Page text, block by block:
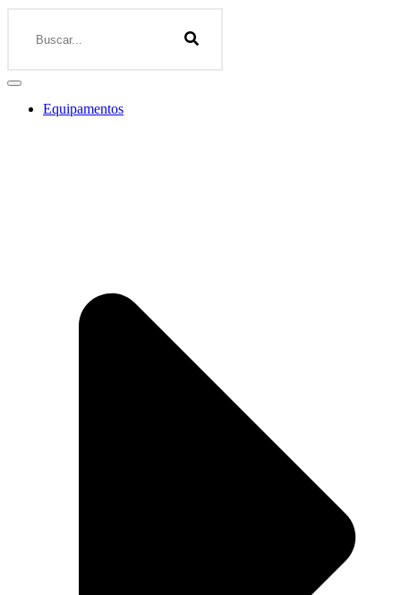
Equipamentos